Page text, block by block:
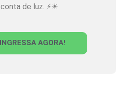
conta de luz. ⚡☀
INGRESSA AGORA!